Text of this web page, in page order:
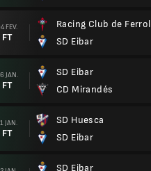
FEV.
FT
Racing Club de Ferrol
SD Eibar
JAN.
FT
SD Eibar
CD Mirandés
JAN.
FT
SD Huesca
SD Eibar
SD Eibar